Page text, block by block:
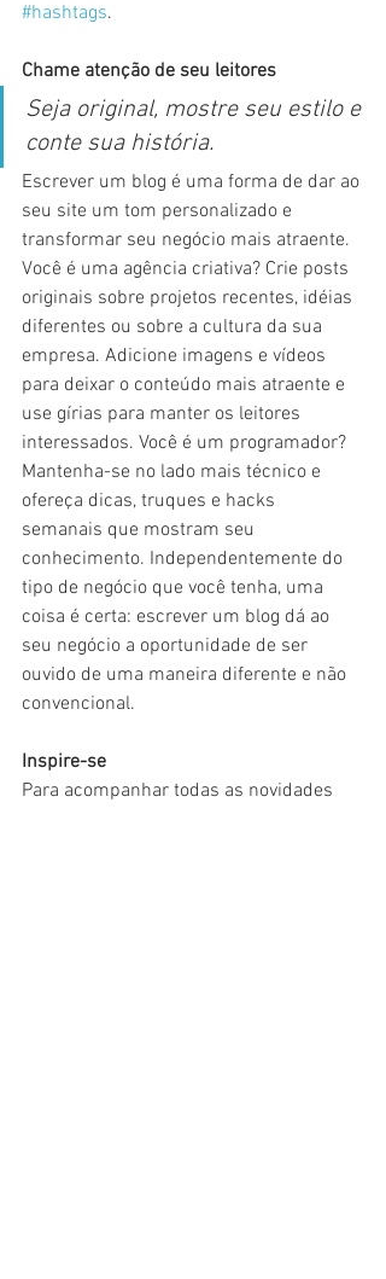
#hashtags.
Chame atenção de seu leitores
Seja original, mostre seu estilo e
conte sua história.
Escrever um blog é uma forma de dar ao
seu site um tom personalizado e
transformar seu negócio mais atraente.
Você é uma agência criativa? Crie posts
originais sobre projetos recentes, idéias
diferentes ou sobre a cultura da sua
empresa. Adicione imagens e vídeos
para deixar o conteúdo mais atraente e
use gírias para manter os leitores
interessados. Você é um programador?
Mantenha-se no lado mais técnico e
ofereça dicas, truques e hacks
semanais que mostram seu
conhecimento. Independentemente do
tipo de negócio que você tenha, uma
coisa é certa: escrever um blog dá ao
seu negócio a oportunidade de ser
ouvido de uma maneira diferente e não
convencional.
Inspire-se
Para acompanhar todas as novidades